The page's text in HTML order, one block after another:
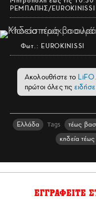
ΡΕΜΠΑΠΗΣ/EUROKINISSI
Φωτ.: EUROKINISSI
Ακολουθήστε το
πρώτοι όλες τις
Ελλάδα Tags τέως
κηδεία
ΕΓΓΡΑΦΕΙΤΕ